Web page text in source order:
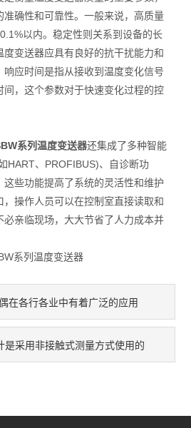
准确性和可靠性。一般来说，高质量
以内。稳定性则关系到设备的长
变送器应具有良好的抗干扰能力和
应时间是指从接收到温度变化信号
间，这个参数对于快速变化过程的控
系列温度变送器还集成了多种智能
HART、PROFIBUS)、自诊断功
这些功能提高了系统的灵活性和维护
操作人员可以在控制室直接读取和
必亲临现场，大大节省了人力成本并
在各行各业中有着广泛的应用
是采用非接触式测量方式使用的